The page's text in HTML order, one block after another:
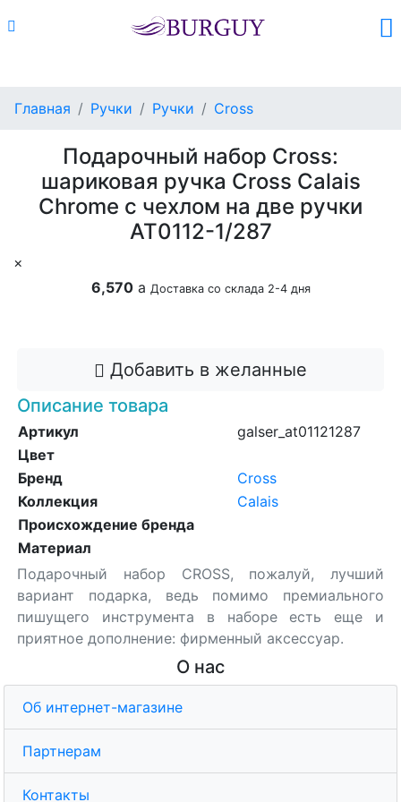
Главная Ручки Ручки Cross
Подарочный набор Cross:
шариковая ручка Cross Calais
Chrome с чехлом на две ручки
AT0112-1/287
×
6,570 a Доставка со склада 2-4 дня
Добавить в желанные
Описание товара
Артикул
galser_at01121287
Цвет
Бренд
Cross
Коллекция
Calais
Происхождение бренда
Материал
Подарочный набор CROSS, пожалуй, лучший
вариант подарка, ведь помимо премиального
пишущего инструмента в наборе есть еще и
приятное дополнение: фирменный аксессуар.
О нас
Об интернет-магазине
Партнерам
Контакты